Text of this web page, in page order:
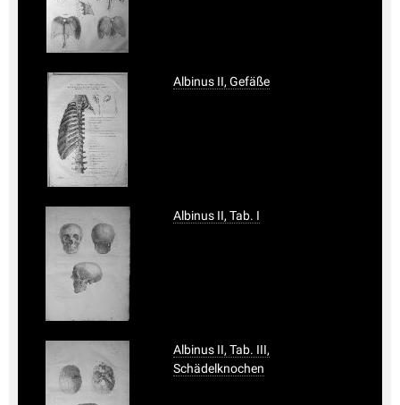
Albinus II, Gefäße
Albinus II, Tab. I
Albinus II, Tab. III,
Schädelknochen